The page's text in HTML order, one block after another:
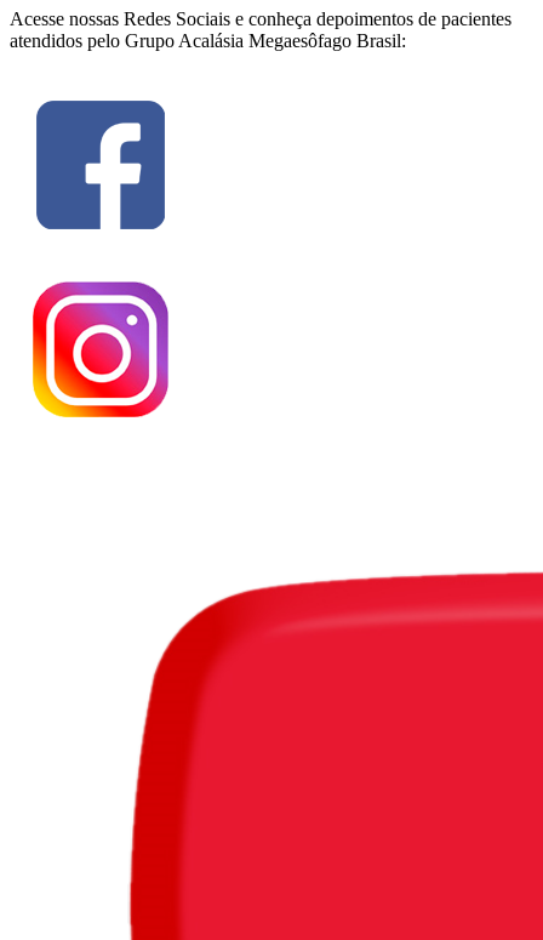
Acesse nossas Redes Sociais e conheça depoimentos de pacientes
atendidos pelo Grupo Acalásia Megaesôfago Brasil: